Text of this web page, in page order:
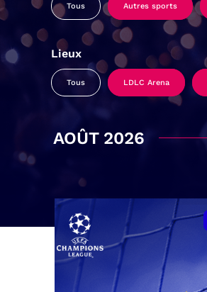
Tous Autres sports
Lieux
Tous LDLC Arena
AOÛT 2026